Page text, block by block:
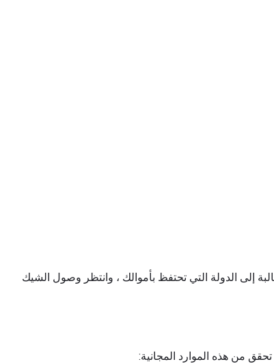
إلى الدولة التي تحتفظ بأموالك ، وانتظر وصول الشيك
من هذه الموارد المجانية: